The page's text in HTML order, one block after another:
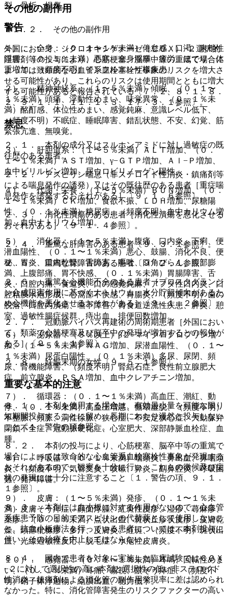
裂、骨折、損傷。
警告
外国において、シクロオキシゲナーゼ（ＣＯＸ）−２選択的
阻害剤等の投与により、心筋梗塞、脳卒中等の重篤で場合に
よっては致命的な心血管系血栓塞栓性事象のリスクを増大さ
せる可能性があり、これらのリスクは使用期間とともに増大
する可能性があると報告されている〔７．２、８．１、８．
２、９．１．１、１１．１．３、１７．３．１参照〕。
禁忌
２．１． 本剤の成分又はスルホンアミドに対し過敏症の既
往歴のある患者。
２．２． アスピリン喘息（非ステロイド性消炎・鎮痛剤等
による喘息発作の誘発）又はその既往歴のある患者［重症喘
息発作を誘発するおそれがある］〔９．１．６参照〕。
２．３． 消化性潰瘍のある患者［消化性潰瘍を悪化させる
おそれがある］〔９．１．４参照〕。
２．４． 重篤な肝障害のある患者〔９．３．１参照〕。
２．５． 重篤な腎障害のある患者〔９．２．１参照〕。
２．６． 重篤な心機能不全のある患者［プロスタグランジ
ン合成阻害作用に基づくナトリウム・水分貯留傾向があるた
め心機能を悪化させるおそれがある］〔９．１．２参照〕。
２．７． 冠動脈バイパス再建術の周術期患者［外国におい
て、類薬で心筋梗塞及び脳卒中の発現が増加するとの報告が
ある］〔９．１．１参照〕。
２．８． 妊娠末期の女性〔９．５．１参照〕。
重要な基本的注意
８．１． 本剤を使用する場合は、有効最小量を可能な限り
短期間投与することに留め、長期にわたり漫然と投与しない
こと〔１．警告の項参照〕。
８．２． 本剤の投与により、心筋梗塞、脳卒中等の重篤で
場合によっては致命的な心血管系血栓塞栓性事象が発現する
おそれがあるので、観察を十分に行い、これらの徴候及び症
状の発現には十分に注意すること〔１．警告の項、９．１．
１参照〕。
８．３． 本剤には血小板に対する作用がないので、心血管
系疾患予防の目的でアスピリンの代替薬として使用しないこ
と。抗血小板療法を行っている患者については、本剤投与に
伴い、その治療を中止してはならない。
８．４． 国内で患者を対象に実施した臨床試験ではＣＯＸ
−２に対して選択性の高い本剤と選択性の低い非ステロイド
性消炎・鎮痛剤による消化管の副作用発現率に差は認められ
なかった。特に、消化管障害発生のリスクファクターの高い
その他の副作用
１１．２． その他の副作用
１）． 全身：（０．１〜１％未満）倦怠感、口渇、末梢性
浮腫、（０．１％未満）悪寒、全身浮腫、疲労、ほてり、体
重増加、（頻度不明）インフルエンザ様疾患。
２）． 精神神経系：（１〜５％未満）傾眠、（０．１〜
１％未満）頭痛、浮動性めまい、味覚異常、（０．１％未
満）酩酊感、体位性めまい、感覚鈍麻、意識レベル低下、
（頻度不明）不眠症、睡眠障害、錯乱状態、不安、幻覚、筋
緊張亢進、無嗅覚。
３）． 肝胆道系：（１〜５％未満）ＡＬＴ増加、（０．
１〜１％未満）ＡＳＴ増加、γ−ＧＴＰ増加、Ａｌ−Ｐ増加、
血中ビリルビン増加、尿ウロビリノーゲン陽性。
４）． 代謝・栄養：（１〜５％未満）ＢＵＮ増加、（０．
１〜１％未満）ＣＫ増加、食欲不振、ＬＤＨ増加、尿糖陽
性、（０．１％未満）糖尿病、（頻度不明）血中カリウム増
加、血中ナトリウム増加。
５）． 消化器：（１〜５％未満）腹痛、口内炎、下痢、便
潜血陽性、（０．１〜１％未満）悪心、鼓腸、消化不良、便
秘、胃炎、口内乾燥、舌障害、嘔吐、口角びらん、腹部膨
満、上腹部痛、胃不快感、（０．１％未満）胃腸障害、舌
炎、口腔内痛、食道炎、口の感覚鈍麻、アフタ性口内炎、口
腔粘膜水疱形成、心窩部不快感、胃腸炎、（頻度不明）歯の
脱落、口腔内潰瘍、嚥下障害、胃食道逆流性疾患、膵炎、憩
室、過敏性腸症候群、痔出血、排便回数増加。
６）． 泌尿器：（５％以上）β２−マイクログロブリン増
加、（１〜５％未満）ＮＡＧ増加、尿潜血陽性、（０．１〜
１％未満）尿蛋白陽性、（０．１％未満）多尿、尿閉、頻
尿、腎機能障害、（頻度不明）腎結石症、良性前立腺肥大
症、前立腺炎、ＰＳＡ増加、血中クレアチニン増加。
７）． 循環器：（０．１〜１％未満）高血圧、潮紅、動
悸、（０．１％未満）高血圧増悪、循環虚脱、（頻度不明）
不整脈、頻脈、洞性徐脈、狭心症、不安定狭心症、大動脈弁
閉鎖不全症、冠動脈硬化症、心室肥大、深部静脈血栓症、血
腫。
８）． 呼吸器：（０．１％未満）咽頭炎、鼻出血、鼻咽頭
炎、（頻度不明）気管支炎、咳嗽、鼻炎、副鼻腔炎、呼吸困
難、発声障害。
９）． 皮膚：（１〜５％未満）発疹、（０．１〜１％未
満）皮膚そう痒症、顔面浮腫、紅斑性皮疹、湿疹、蕁麻疹、
薬疹、（０．１％未満）点状出血、斑状丘疹状皮疹、皮膚乾
燥、頭部粃糠疹、多汗、皮膚炎、紅斑、（頻度不明）斑状出
血、光線過敏性反応、脱毛症、水疱性皮膚炎。
１０）． 感覚器：（０．１〜１％未満）耳鳴、回転性めま
い、（０．１％未満）耳痛、霧視、眼そう痒症、（頻度不
明）硝子体浮遊物、結膜出血、聴力低下。